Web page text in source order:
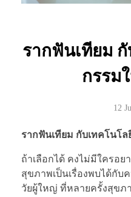
รากฟันเทียม
กรรม
12
รากฟันเทียม กับเทคโนโ
ถ้าเลือกได้ คงไม่มีใครอ
สุขภาพเป็นเรื่องพบได้กับ
วัยผู้ใหญ่ ที่หลายครั้งสุขภ